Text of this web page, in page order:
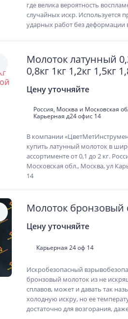
где велика вероятность
случайных искр. Используется
ударных работ без деформации
Молоток латунный
0,8кг 1кг 1,2кг 1,5кг
деревянной ручкой
Цену уточняйте
Россия, Москва и Московская
Карьерная д24 офис 14
В компании
купить латунный молоток в
ассортименте от 0,1 до 2 кг.
Московская обл., Москва, ул
14
Молоток бронзовый
Цену уточняйте
Карьерная 24 оф 14
Искробезопасный
бронзовый молоток из не
сплавов, может и давать так
холодную искру, но ее
достаточно для возгорания,